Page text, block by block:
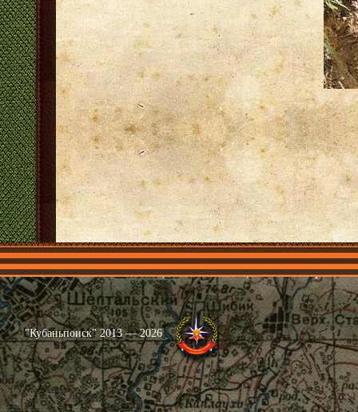
Главная Имена Общественные объединения Проекты
"Кубаньпоиск" 2013 — 2026